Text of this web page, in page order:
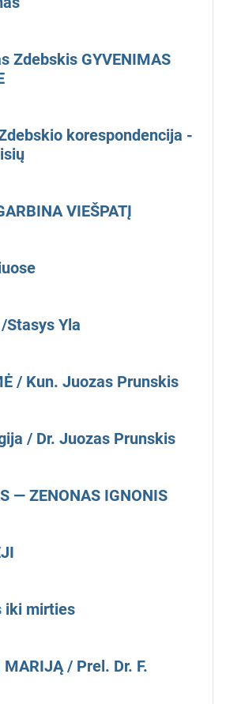
Zdebskis GYVENIMAS
korespondencija -
VIEŠPATĮ
Stasys Yla
/ Kun. Juozas Prunskis
/ Dr. Juozas Prunskis
— ZENONAS IGNONIS
iki mirties
MARIJĄ / Prel. Dr. F.